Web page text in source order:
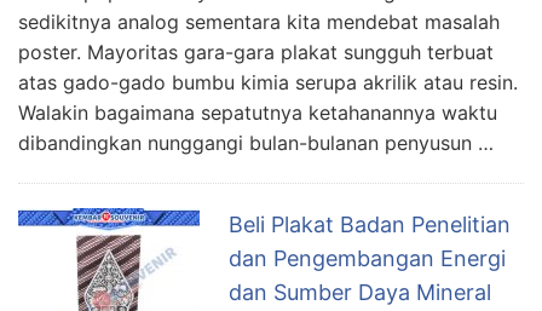
sedikitnya analog sementara kita mendebat masalah
poster. Mayoritas gara-gara plakat sungguh terbuat
atas gado-gado bumbu kimia serupa akrilik atau resin.
Walakin bagaimana sepatutnya ketahanannya waktu
dibandingkan nunggangi bulan-bulanan penyusun …
Beli Plakat Badan Penelitian
dan Pengembangan Energi
dan Sumber Daya Mineral